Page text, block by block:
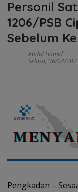
Personil
1206/PSB
Sebelum
Abdul Hamid
Selasa, 06/04/
Pengkadan –